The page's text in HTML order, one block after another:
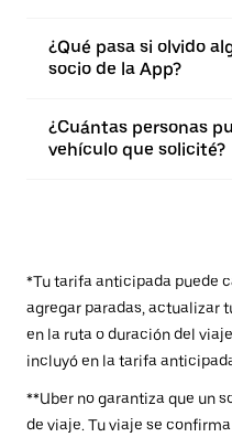
¿Qué pasa si olvido
socio de la App?
¿Cuántas personas
vehículo que solicité?
*Tu tarifa anticipada puede
agregar paradas, actualizar
en la ruta o duración del
incluyó en la tarifa
**Uber no garantiza que un
de viaje. Tu viaje se